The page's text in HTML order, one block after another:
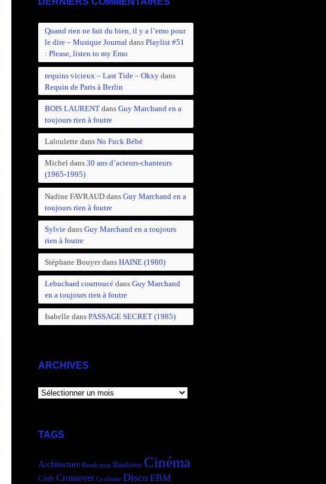
Quand rien ne fait du bien, il y a l’emo pour
le dire – Musique Journaldans Playlist #51
: Please, listen to my Emo
requins vicieux – Last Tide – Okxydans
Requin de Paris à Berlin
BOIS LAURENTdans Guy Marchand en a
toujours rien à foutre
Laloulettedans No Fuck Bébé
Micheldans 30 ans d’acteurs-chanteurs
(1965-1995)
Nadine FAVRAUDdans Guy Marchand en a
toujours rien à foutre
Sylviedans Guy Marchand en a toujours
rien à foutre
Stéphane Bouyerdans HAINE (1980)
Lebuchard courroucédans Guy Marchand
en a toujours rien à foutre
Isabelledans PASSAGE SECRET (1985)
ARCHIVES
ARCHIVES
TAGS
Architecture Bandcamp Banlieue Cinéma
Club Crossover Cyclisme DiscoEBM